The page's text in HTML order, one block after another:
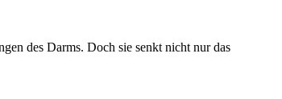
des Darms. Doch sie senkt nicht nur das